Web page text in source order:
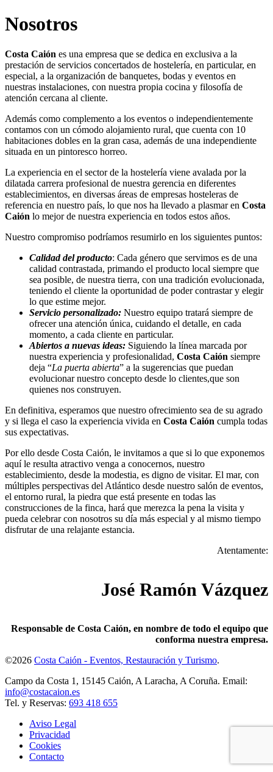
Nosotros
Costa Caión es una empresa que se dedica en exclusiva a la
prestación de servicios concertados de hostelería, en particular, en
especial, a la organización de banquetes, bodas y eventos en
nuestras instalaciones, con nuestra propia cocina y filosofía de
atención cercana al cliente.
Además como complemento a los eventos o independientemente
contamos con un cómodo alojamiento rural, que cuenta con 10
habitaciones dobles en la gran casa, además de una independiente
situada en un pintoresco horreo.
La experiencia en el sector de la hostelería viene avalada por la
dilatada carrera profesional de nuestra gerencia en diferentes
establecimientos, en diversas áreas de empresas hosteleras de
referencia en nuestro país, lo que nos ha llevado a plasmar en Costa
Caión lo mejor de nuestra experiencia en todos estos años.
Nuestro compromiso podríamos resumirlo en los siguientes puntos:
Calidad del producto: Cada género que servimos es de una
calidad contrastada, primando el producto local siempre que
sea posible, de nuestra tierra, con una tradición evolucionada,
teniendo el cliente la oportunidad de poder contrastar y elegir
lo que estime mejor.
Servicio personalizado: Nuestro equipo tratará siempre de
ofrecer una atención única, cuidando el detalle, en cada
momento, a cada cliente en particular.
Abiertos a nuevas ideas: Siguiendo la línea marcada por
nuestra experiencia y profesionalidad, Costa Caión siempre
deja “La puerta abierta” a la sugerencias que puedan
evolucionar nuestro concepto desde lo clientes,que son
quienes nos construyen.
En definitiva, esperamos que nuestro ofrecimiento sea de su agrado
y si llega el caso la experiencia vivida en Costa Caión cumpla todas
sus expectativas.
Por ello desde Costa Caión, le invitamos a que si lo que exponemos
aquí le resulta atractivo venga a conocernos, nuestro
establecimiento, desde la modestia, es digno de visitar. El mar, con
múltiples perspectivas del Atlántico desde nuestro salón de eventos,
el entorno rural, la piedra que está presente en todas las
construcciones de la finca, hará que merezca la pena la visita y
pueda celebrar con nosotros su día más especial y al mismo tiempo
disfrutar de una relajante estancia.
Atentamente:
José Ramón Vázquez
Responsable de Costa Caión, en nombre de todo el equipo que
conforma nuestra empresa.
©2026 Costa Caión - Eventos, Restauración y Turismo.
Campo da Costa 1, 15145 Caión, A Laracha, A Coruña. Email:
info@costacaion.es
Tel. y Reservas: 693 418 655
Aviso Legal
Privacidad
Cookies
Contacto